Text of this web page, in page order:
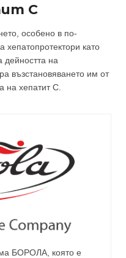
С
особено в по-
като
дейността на
възстановяването им от
на хепатит С.
БОРОЛА , която е